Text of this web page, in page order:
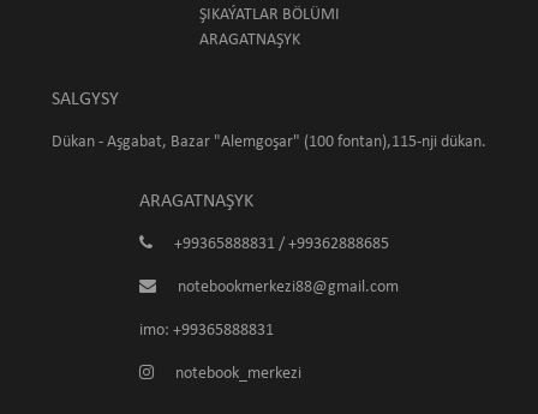
ŞIKAÝATLAR BÖLÜMI
ARAGATNAŞYK
SALGYSY
Dükan - Aşgabat, Bazar "Alemgoşar" (100 fontan),115-nji dükan.
ARAGATNAŞYK
+99365888831 / +99362888685
notebookmerkezi88@gmail.com
imo: +99365888831
notebook_merkezi